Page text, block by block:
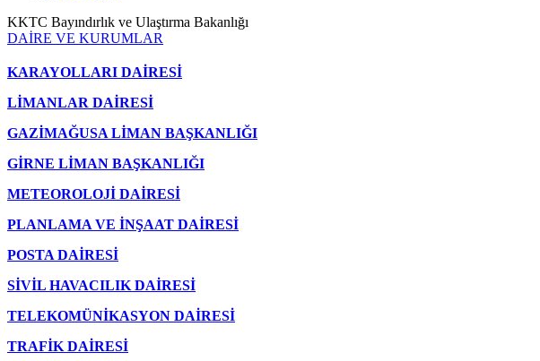
KKTC Bayındırlık ve Ulaştırma Bakanlığı
DAİRE VE KURUMLAR
KARAYOLLARI DAİRESİ
LİMANLAR DAİRESİ
GAZİMAĞUSA LİMAN BAŞKANLIĞI
GİRNE LİMAN BAŞKANLIĞI
METEOROLOJİ DAİRESİ
PLANLAMA VE İNŞAAT DAİRESİ
POSTA DAİRESİ
SİVİL HAVACILIK DAİRESİ
TELEKOMÜNİKASYON DAİRESİ
TRAFİK DAİRESİ